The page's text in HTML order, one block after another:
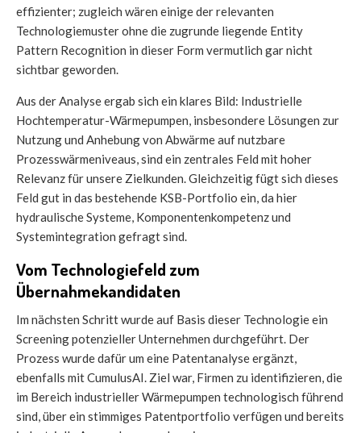
effizienter; zugleich wären einige der relevanten
Technologiemuster ohne die zugrunde liegende Entity
Pattern Recognition in dieser Form vermutlich gar nicht
sichtbar geworden.
Aus der Analyse ergab sich ein klares Bild: Industrielle
Hochtemperatur-Wärmepumpen, insbesondere Lösungen zur
Nutzung und Anhebung von Abwärme auf nutzbare
Prozesswärmeniveaus, sind ein zentrales Feld mit hoher
Relevanz für unsere Zielkunden. Gleichzeitig fügt sich dieses
Feld gut in das bestehende KSB-Portfolio ein, da hier
hydraulische Systeme, Komponentenkompetenz und
Systemintegration gefragt sind.
Vom Technologiefeld zum
Übernahmekandidaten
Im nächsten Schritt wurde auf Basis dieser Technologie ein
Screening potenzieller Unternehmen durchgeführt. Der
Prozess wurde dafür um eine Patentanalyse ergänzt,
ebenfalls mit CumulusAI. Ziel war, Firmen zu identifizieren, die
im Bereich industrieller Wärmepumpen technologisch führend
sind, über ein stimmiges Patentportfolio verfügen und bereits